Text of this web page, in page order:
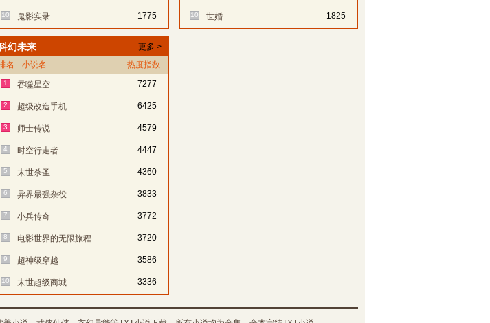
10 鬼影实录 1775 10 世婚 1825
幻未来
更多 >
名
小说名 热度指数
1 吞噬星空 7277
2 超级改造手机 6425
3 师士传说 4579
4 时空行走者 4447
5 末世杀圣 4360
6 异界最强杂役 3833
7 小兵传奇 3772
8 电影世界的无限旅程 3720
9 超神级穿越 3586
10 末世超级商城 3336